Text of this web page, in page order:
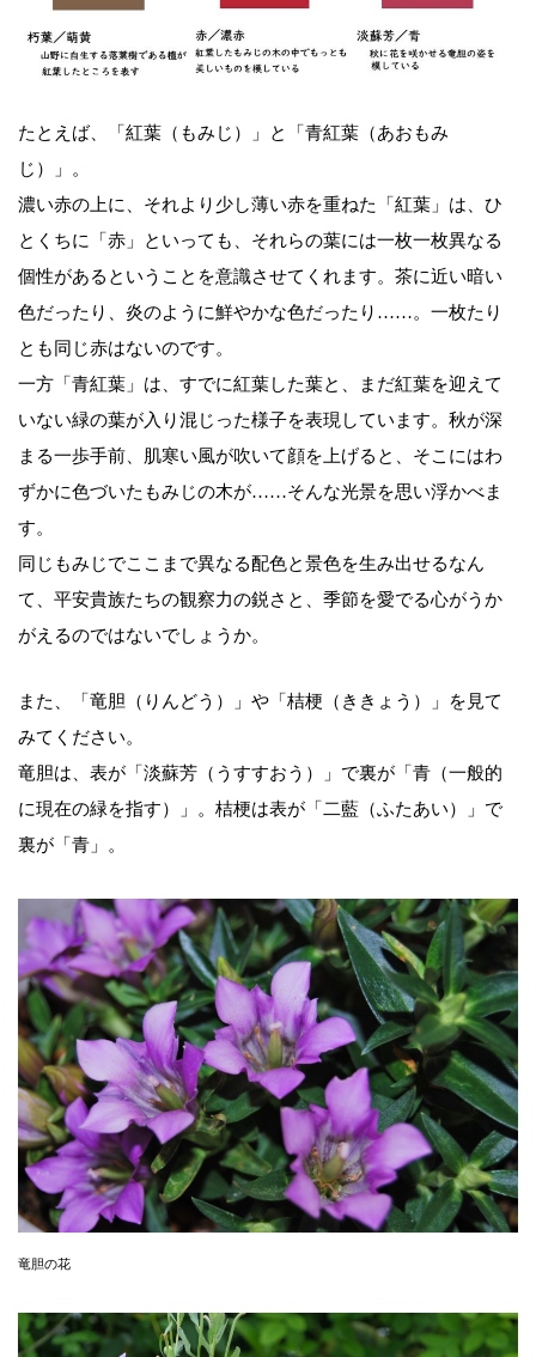
たとえば、「紅葉（もみじ）」と「青紅葉（あおもみ
じ）」。
濃い赤の上に、それより少し薄い赤を重ねた「紅葉」は、ひ
とくちに「赤」といっても、それらの葉には一枚一枚異なる
個性があるということを意識させてくれます。茶に近い暗い
色だったり、炎のように鮮やかな色だったり……。一枚たり
とも同じ赤はないのです。
一方「青紅葉」は、すでに紅葉した葉と、まだ紅葉を迎えて
いない緑の葉が入り混じった様子を表現しています。秋が深
まる一歩手前、肌寒い風が吹いて顔を上げると、そこにはわ
ずかに色づいたもみじの木が……そんな光景を思い浮かべま
す。
同じもみじでここまで異なる配色と景色を生み出せるなん
て、平安貴族たちの観察力の鋭さと、季節を愛でる心がうか
がえるのではないでしょうか。
また、「竜胆（りんどう）」や「桔梗（ききょう）」を見て
みてください。
竜胆は、表が「淡蘇芳（うすすおう）」で裏が「青（一般的
に現在の緑を指す）」。桔梗は表が「二藍（ふたあい）」で
裏が「青」。
竜胆の花